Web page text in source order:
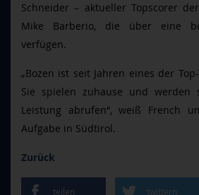
Schneider – aktueller Topscorer
Mike Barberio, die über eine
verfügen.
„Bozen ist seit Jahren eines der
Sie spielen zuhause und werden
Leistung abrufen“, weiß French
Aufgabe in Südtirol.
Zurück
teilen twittern